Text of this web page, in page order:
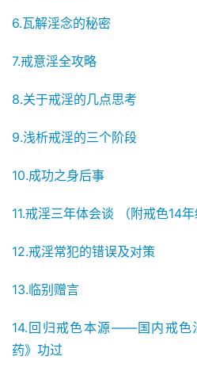
6.瓦解淫念的秘密
7.戒意淫全攻略
8.关于戒淫的几点思考
9.浅析戒淫的三个阶段
10.成功之身后事
11.戒淫三年体会谈 （附戒色14年
12.戒淫常犯的错误及对策
13.临别赠言
14.回归戒色本源——国内戒色
药》功过